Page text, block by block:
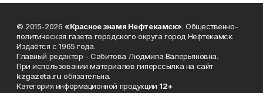
© 2015-2026 «Красное знамя Нефтекамск». Общественно-
политическая газета городского округа город Нефтекамск.
Издаётся с 1965 года.
Главный редактор - Сабитова Людмила Валерьяновна.
При использовании материалов гиперссылка на сайт
kzgazeta.ru обязательна.
Категория информационной продукции 12+